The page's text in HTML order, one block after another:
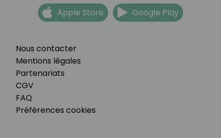
Nous contacter
Mentions légales
Partenariats
CGV
FAQ
Préférences cookies
Apple Store Google Play